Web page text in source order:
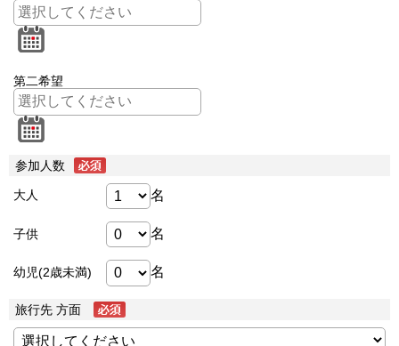
第二希望
参加人数
大人 名
子供 名
幼児(2歳未満) 名
旅行先 方面